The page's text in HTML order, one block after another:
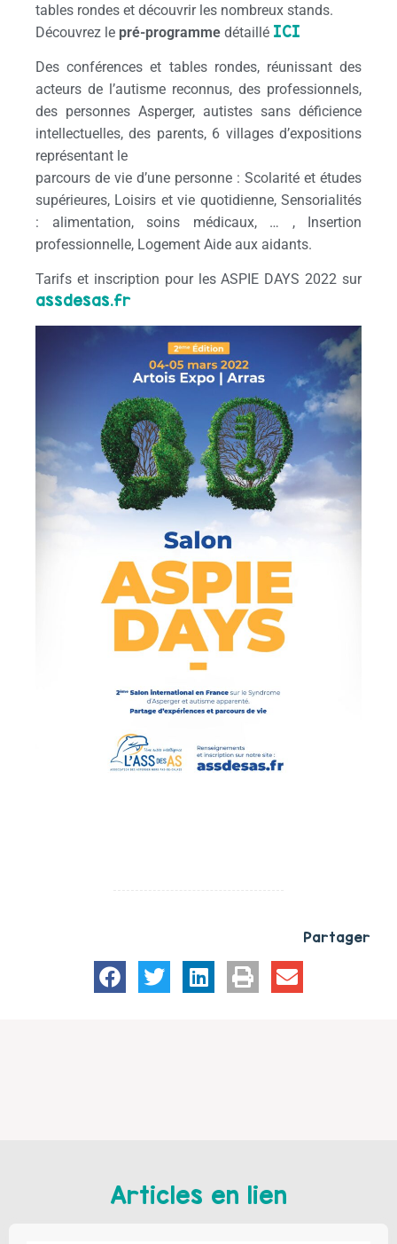
tables rondes et découvrir les nombreux stands.
Découvrez le pré-programme détaillé ICI
Des conférences et tables rondes, réunissant des
acteurs de l’autisme reconnus, des professionnels,
des personnes Asperger, autistes sans déficience
intellectuelles, des parents, 6 villages d’expositions
représentant le
parcours de vie d’une personne : Scolarité et études
supérieures, Loisirs et vie quotidienne, Sensorialités
: alimentation, soins médicaux, … , Insertion
professionnelle, Logement Aide aux aidants.
Tarifs et inscription pour les ASPIE DAYS 2022 sur
assdesas.fr
Partager
Articles en lien